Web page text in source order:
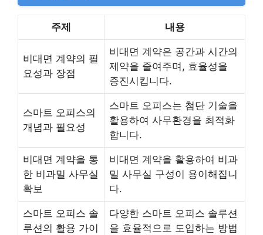
주제 내용
비대면 계약의 필
요성과 장점
비대면 계약은 공간과 시간의
제약을 줄여주며, 효율성을
증진시킵니다.
스마트 오피스의
개념과 필요성
스마트 오피스는 첨단 기술을
활용하여 사무환경을 최적화
합니다.
비대면 계약을 통
한 비과밀 사무실
확보
비대면 계약을 활용하여 비과
밀 사무실 구성이 용이해집니
다.
스마트 오피스 솔
루션의 활용 가이
다양한 스마트 오피스 솔루션
을 효율적으로 도입하는 방법